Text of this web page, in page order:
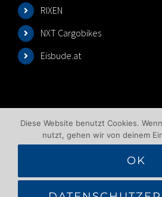
RIXEN
NXT Cargobikes
Eisbude.at
©2025 Wakeboardlift Wien | All
Diese Website benutzt Cookies.
nutzt, gehen wir von deinem
OK